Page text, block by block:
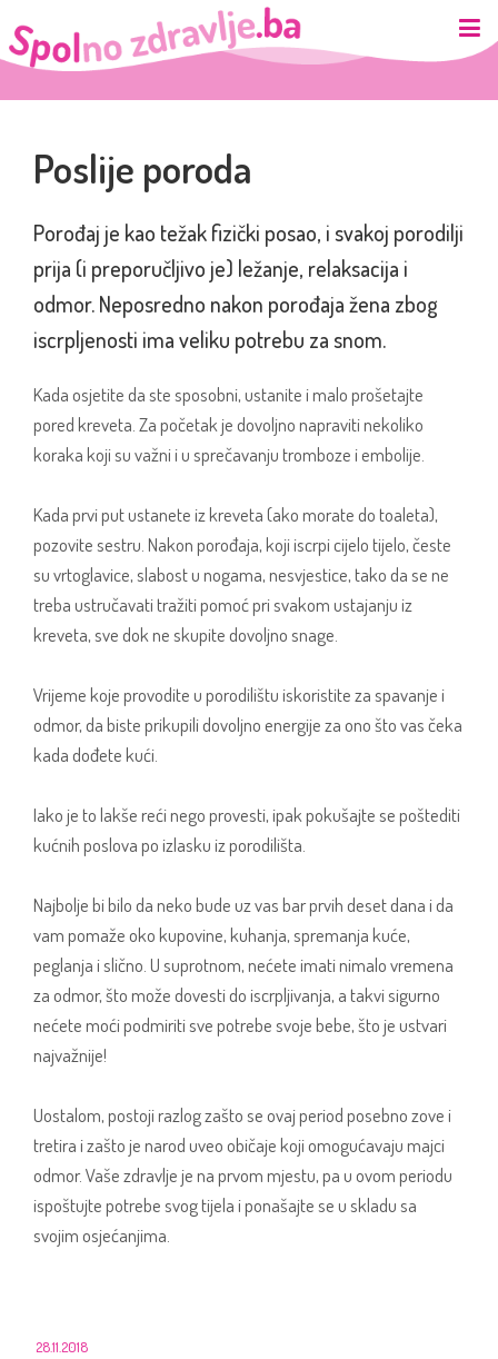
Poslije poroda
Porođaj je kao težak fizički posao, i svakoj porodilji
prija (i preporučljivo je) ležanje, relaksacija i
odmor. Neposredno nakon porođaja žena zbog
iscrpljenosti ima veliku potrebu za snom.
Kada osjetite da ste sposobni, ustanite i malo prošetajte
pored kreveta. Za početak je dovoljno napraviti nekoliko
koraka koji su važni i u sprečavanju tromboze i embolije.
Kada prvi put ustanete iz kreveta (ako morate do toaleta),
pozovite sestru. Nakon porođaja, koji iscrpi cijelo tijelo, česte
su vrtoglavice, slabost u nogama, nesvjestice, tako da se ne
treba ustručavati tražiti pomoć pri svakom ustajanju iz
kreveta, sve dok ne skupite dovoljno snage.
Vrijeme koje provodite u porodilištu iskoristite za spavanje i
odmor, da biste prikupili dovoljno energije za ono što vas čeka
kada dođete kući.
Iako je to lakše reći nego provesti, ipak pokušajte se poštediti
kućnih poslova po izlasku iz porodilišta.
Najbolje bi bilo da neko bude uz vas bar prvih deset dana i da
vam pomaže oko kupovine, kuhanja, spremanja kuće,
peglanja i slično. U suprotnom, nećete imati nimalo vremena
za odmor, što može dovesti do iscrpljivanja, a takvi sigurno
nećete moći podmiriti sve potrebe svoje bebe, što je ustvari
najvažnije!
Uostalom, postoji razlog zašto se ovaj period posebno zove i
tretira i zašto je narod uveo običaje koji omogućavaju majci
odmor. Vaše zdravlje je na prvom mjestu, pa u ovom periodu
ispoštujte potrebe svog tijela i ponašajte se u skladu sa
svojim osjećanjima.
28.11.2018